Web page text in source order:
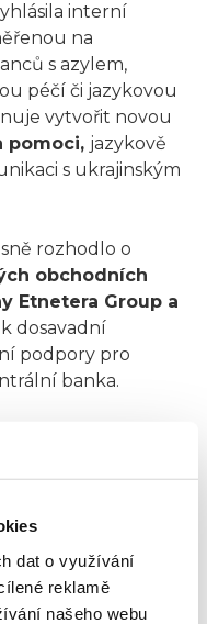
dat o využívání
reklamě
našeho webu
interní
na
s azylem,
péčí či jazykovou
vytvořit novou
pomoci, jazykově
s ukrajinským
rozhodlo o
obchodních
Etnetera Group a
dosavadní
podpory pro
banka.
prostřednictvím
partnerem
podnikání.